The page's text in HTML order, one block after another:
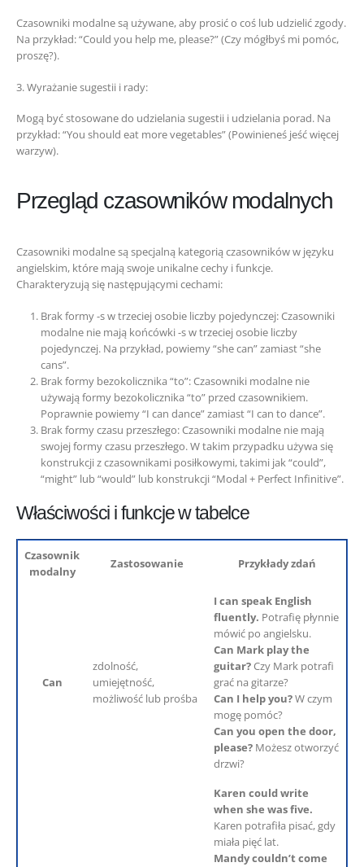
Czasowniki modalne są używane, aby prosić o coś lub udzielić zgody.
Na przykład: “Could you help me, please?” (Czy mógłbyś mi pomóc,
proszę?).
3. Wyrażanie sugestii i rady:
Mogą być stosowane do udzielania sugestii i udzielania porad. Na
przykład: “You should eat more vegetables” (Powinieneś jeść więcej
warzyw).
Przegląd czasowników modalnych
Czasowniki modalne są specjalną kategorią czasowników w języku
angielskim, które mają swoje unikalne cechy i funkcje.
Charakteryzują się następującymi cechami:
Brak formy -s w trzeciej osobie liczby pojedynczej: Czasowniki
modalne nie mają końcówki -s w trzeciej osobie liczby
pojedynczej. Na przykład, powiemy “she can” zamiast “she
cans”.
Brak formy bezokolicznika “to”: Czasowniki modalne nie
używają formy bezokolicznika “to” przed czasownikiem.
Poprawnie powiemy “I can dance” zamiast “I can to dance”.
Brak formy czasu przeszłego: Czasowniki modalne nie mają
swojej formy czasu przeszłego. W takim przypadku używa się
konstrukcji z czasownikami posiłkowymi, takimi jak “could”,
“might” lub “would” lub konstrukcji “Modal + Perfect Infinitive”.
Właściwości i funkcje w tabelce
Czasownik
modalny
Zastosowanie Przykłady zdań
Can
zdolność,
umiejętność,
możliwość lub prośba
I can speak English
fluently. Potrafię płynnie
mówić po angielsku.
Can Mark play the
guitar?Czy Mark potrafi
grać na gitarze?
Can I help you?W czym
mogę pomóc?
Can you open the door,
please? Możesz otworzyć
drzwi?
Karen could write
when she was five.
Karen potrafiła pisać, gdy
miała pięć lat.
Mandy couldn’t come